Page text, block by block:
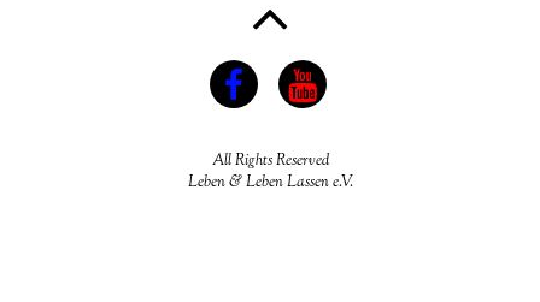
All Rights Reserved
Leben & Leben Lassen e.V.